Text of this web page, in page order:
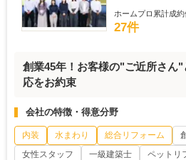
ホームプロ累計成
27件
創業45年！お客様の"ご近所さん
応をお約束
会社の特徴・得意分野
内装 水まわり 総合リフォーム
女性スタッフ
一級建築士 ペットリ